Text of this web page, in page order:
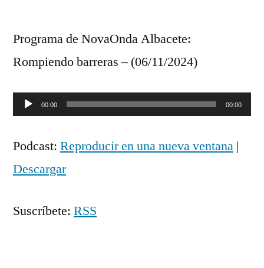
Programa de NovaOnda Albacete:
Rompiendo barreras – (06/11/2024)
Reproductor
audio
00:00 00:00
Podcast: Reproducir en una nueva ventana |
Descargar
Suscríbete: RSS